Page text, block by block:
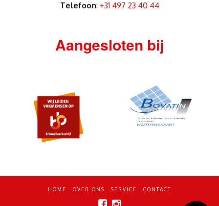
Telefoon: +31 497 23 40 44
Aangesloten bij
HOME OVER ONS SERVICE CONTACT